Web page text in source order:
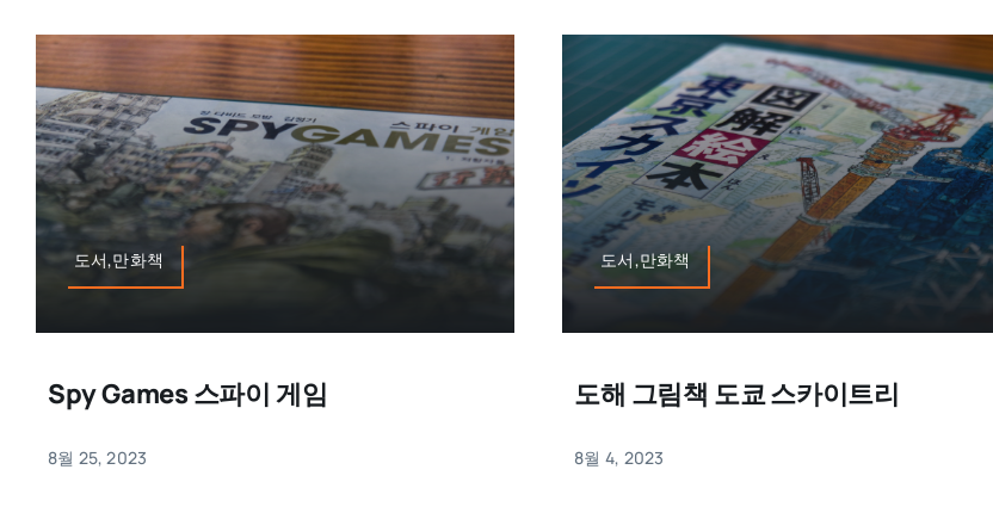
도서,만화책
Spy Games 스파이 게임
8월 25, 2023
도서,만화책
도해 그림책 도쿄 스카이트리
8월 4, 2023